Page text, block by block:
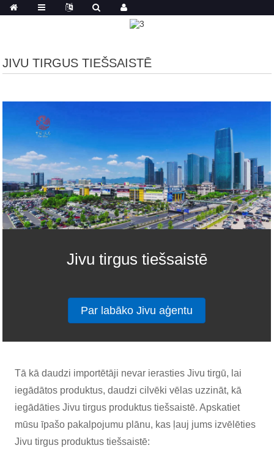
JIVU TIRGUS TIEŠSAISTĒ
Jivu tirgus tiešsaistē
Par labāko Jivu aģentu
Tā kā daudzi importētāji nevar ierasties Jivu tirgū, lai
iegādātos produktus, daudzi cilvēki vēlas uzzināt, kā
iegādāties Jivu tirgus produktus tiešsaistē. Apskatiet
mūsu īpašo pakalpojumu plānu, kas ļauj jums izvēlēties
Jivu tirgus produktus tiešsaistē: